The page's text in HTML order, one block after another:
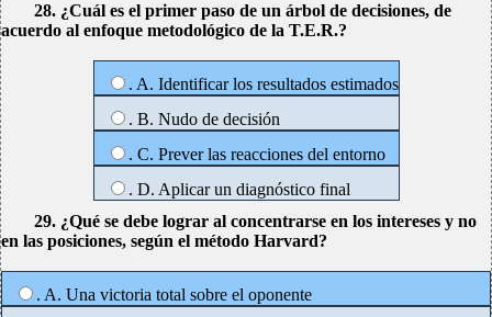
28. ¿Cuál es el primer paso de un árbol de decisiones, de
acuerdo al enfoque metodológico de la T.E.R.?
. A. Identificar los resultados estimados
. B. Nudo de decisión
. C. Prever las reacciones del entorno
. D. Aplicar un diagnóstico final
29. ¿Qué se debe lograr al concentrarse en los intereses y no
en las posiciones, según el método Harvard?
. A. Una victoria total sobre el oponente